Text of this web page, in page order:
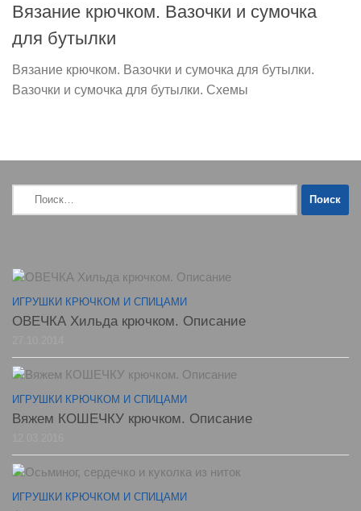
Вязание крючком. Вазочки и сумочка
для бутылки
Вязание крючком. Вазочки и сумочка для бутылки.
Вазочки и сумочка для бутылки. Схемы
Найти:
ИГРУШКИ КРЮЧКОМ И СПИЦАМИ
ОВЕЧКА Хильда крючком. Описание
ИГРУШКИ КРЮЧКОМ И СПИЦАМИ
Вяжем КОШЕЧКУ крючком. Описание
ИГРУШКИ КРЮЧКОМ И СПИЦАМИ